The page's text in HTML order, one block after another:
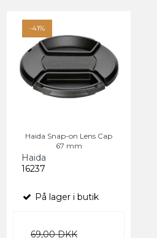
-41%
Haida Snap-on Lens Cap
67 mm
Haida
16237
På lager i butik
69,00 DKK